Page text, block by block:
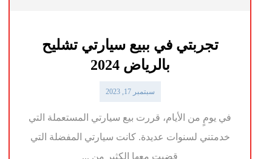
تجربتي في ببيع سيارتي تشليح
بالرياض 2024
سبتمبر 17, 2023
في يومٍ من الأيام، قررت بيع سيارتي المستعملة التي
خدمتني لسنوات عديدة. كانت سيارتي المفضلة التي
قضيت معها الكثير من ...